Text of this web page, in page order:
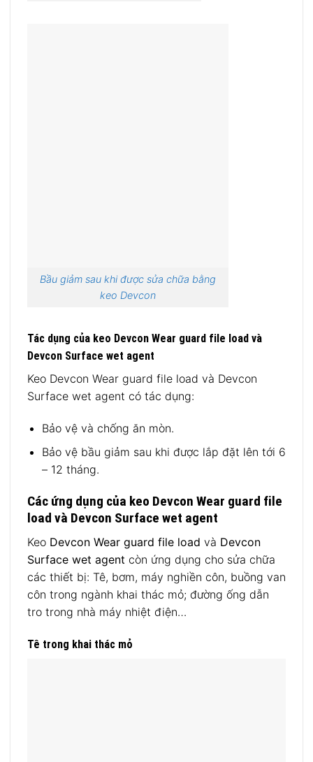
Bầu giảm sau khi được sửa chữa bằng
keo Devcon
Tác dụng của keo Devcon Wear guard file load và
Devcon Surface wet agent
Keo Devcon Wear guard file load và Devcon
Surface wet agent có tác dụng:
Bảo vệ và chống ăn mòn.
Bảo vệ bầu giảm sau khi được lắp đặt lên tới 6
– 12 tháng.
Các ứng dụng của keo Devcon Wear guard file
load và Devcon Surface wet agent
Keo Devcon Wear guard file load và Devcon
Surface wet agent còn ứng dụng cho sửa chữa
các thiết bị: Tê, bơm, máy nghiền côn, buồng van
côn trong ngành khai thác mỏ; đường ống dẫn
tro trong nhà máy nhiệt điện…
Tê trong khai thác mỏ